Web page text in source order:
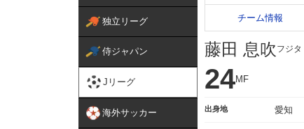
独立リーグ
侍ジャパン
Jリーグ
海外サッカー
チーム情報
藤田 息吹 フジタ
24MF
出身地 愛知